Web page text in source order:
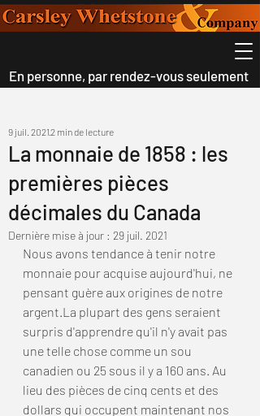
En personne, par rendez-vous seulement
La monnaie de 1858 : les
premières pièces
décimales du Canada
9 juil. 20212 min de lecture
Dernière mise à jour : 29 juil. 2021
Nous avons tendance à tenir notre
monnaie pour acquise aujourd'hui, ne
pensant guère aux origines de notre
argent.La plupart des gens seraient
surpris d'apprendre qu'il n'y avait pas
une telle chose comme un sou
canadien ou 25 sous il y a 160 ans. Au
lieu des pièces de cinq cents et des
dollars qui occupent maintenant nos